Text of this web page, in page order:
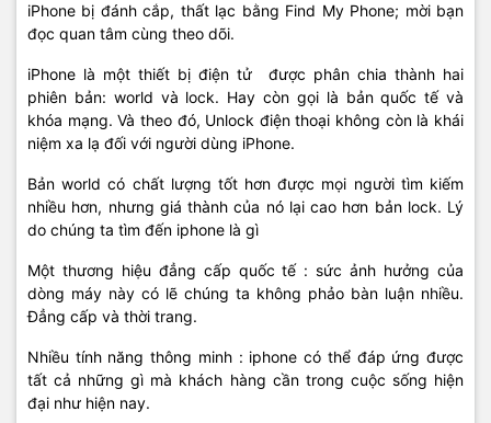
iPhone bị đánh cắp, thất lạc bằng Find My Phone; mời bạn
đọc quan tâm cùng theo dõi.
iPhone là một thiết bị điện tử được phân chia thành hai
phiên bản: world và lock. Hay còn gọi là bản quốc tế và
khóa mạng. Và theo đó, Unlock điện thoại không còn là khái
niệm xa lạ đối với người dùng iPhone.
Bản world có chất lượng tốt hơn được mọi người tìm kiếm
nhiều hơn, nhưng giá thành của nó lại cao hơn bản lock. Lý
do chúng ta tìm đến iphone là gì
Một thương hiệu đẳng cấp quốc tế : sức ảnh hưởng của
dòng máy này có lẽ chúng ta không phảo bàn luận nhiều.
Đẳng cấp và thời trang.
Nhiều tính năng thông minh : iphone có thể đáp ứng được
tất cả những gì mà khách hàng cần trong cuộc sống hiện
đại như hiện nay.